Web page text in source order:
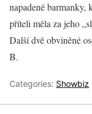
napadené barmanky,
příteli měla za jeho
Další dvě obviněné
B.
Categories: Showbiz